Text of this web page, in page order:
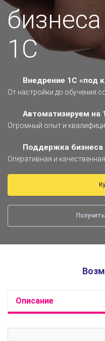
1С
Внедрение 1С «под
От настройки до обучения
Автоматизируем на
Огромный опыт и
Поддержка
Оперативная и
Описание